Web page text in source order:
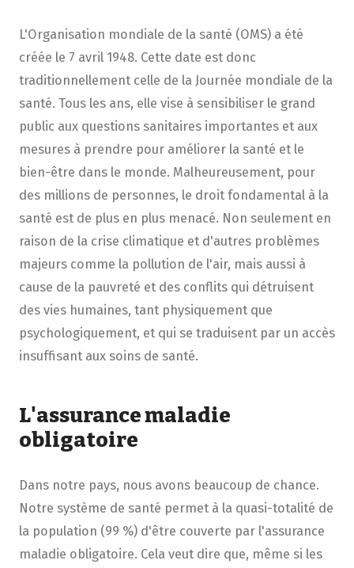
L'Organisation mondiale de la santé (OMS) a été
créée le 7 avril 1948. Cette date est donc
traditionnellement celle de la Journée mondiale de la
santé. Tous les ans, elle vise à sensibiliser le grand
public aux questions sanitaires importantes et aux
mesures à prendre pour améliorer la santé et le
bien-être dans le monde. Malheureusement, pour
des millions de personnes, le droit fondamental à la
santé est de plus en plus menacé. Non seulement en
raison de la crise climatique et d'autres problèmes
majeurs comme la pollution de l'air, mais aussi à
cause de la pauvreté et des conflits qui détruisent
des vies humaines, tant physiquement que
psychologiquement, et qui se traduisent par un accès
insuffisant aux soins de santé.
L'assurance maladie
obligatoire
Dans notre pays, nous avons beaucoup de chance.
Notre système de santé permet à la quasi-totalité de
la population (99 %) d'être couverte par l'assurance
maladie obligatoire. Cela veut dire que, même si les